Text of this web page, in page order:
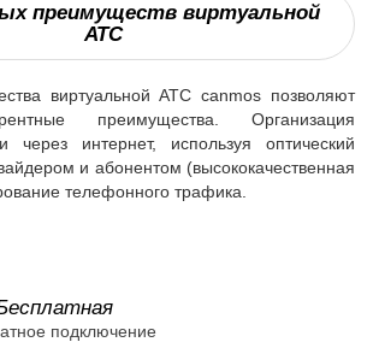
преимуществ виртуальной
АТС
виртуальной АТС canmos позволяют
преимущества. Организация
через интернет, используя оптический
и абонентом (высококачественная
телефонного трафика.
подключение